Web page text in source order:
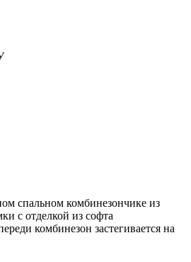
спальном комбинезончике из
с отделкой из софта
комбинезон застегивается на